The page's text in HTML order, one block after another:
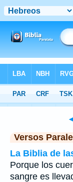
>Hebreos Capítulo 13 > Verso 11
Versos
La Biblia de
Porque los
sangre es